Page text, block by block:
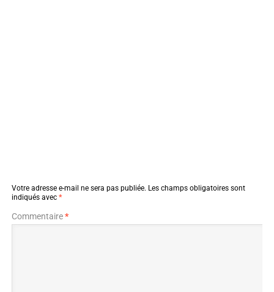
Votre adresse e-mail ne sera pas publiée. Les champs obligatoires sont
indiqués avec *
Commentaire*